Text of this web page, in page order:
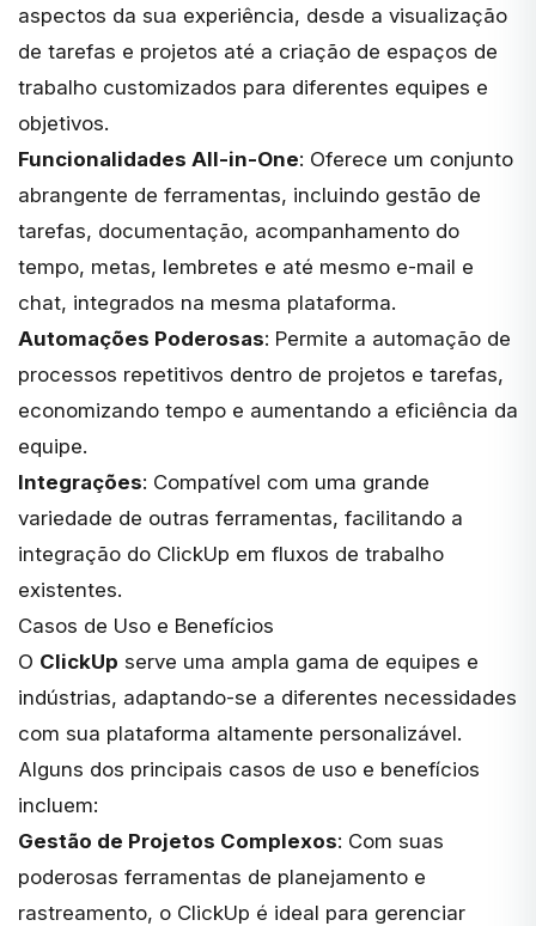
aspectos da sua experiência, desde a visualização
de tarefas e projetos até a criação de espaços de
trabalho customizados para diferentes equipes e
objetivos.
Funcionalidades All-in-One: Oferece um conjunto
abrangente de ferramentas, incluindo gestão de
tarefas, documentação, acompanhamento do
tempo, metas, lembretes e até mesmo e-mail e
chat, integrados na mesma plataforma.
Automações Poderosas: Permite a automação de
processos repetitivos dentro de projetos e tarefas,
economizando tempo e aumentando a eficiência da
equipe.
Integrações: Compatível com uma grande
variedade de outras ferramentas, facilitando a
integração do ClickUp em fluxos de trabalho
existentes.
Casos de Uso e Benefícios
O ClickUp serve uma ampla gama de equipes e
indústrias, adaptando-se a diferentes necessidades
com sua plataforma altamente personalizável.
Alguns dos principais casos de uso e benefícios
incluem:
Gestão de Projetos Complexos: Com suas
poderosas ferramentas de planejamento e
rastreamento, o ClickUp é ideal para gerenciar